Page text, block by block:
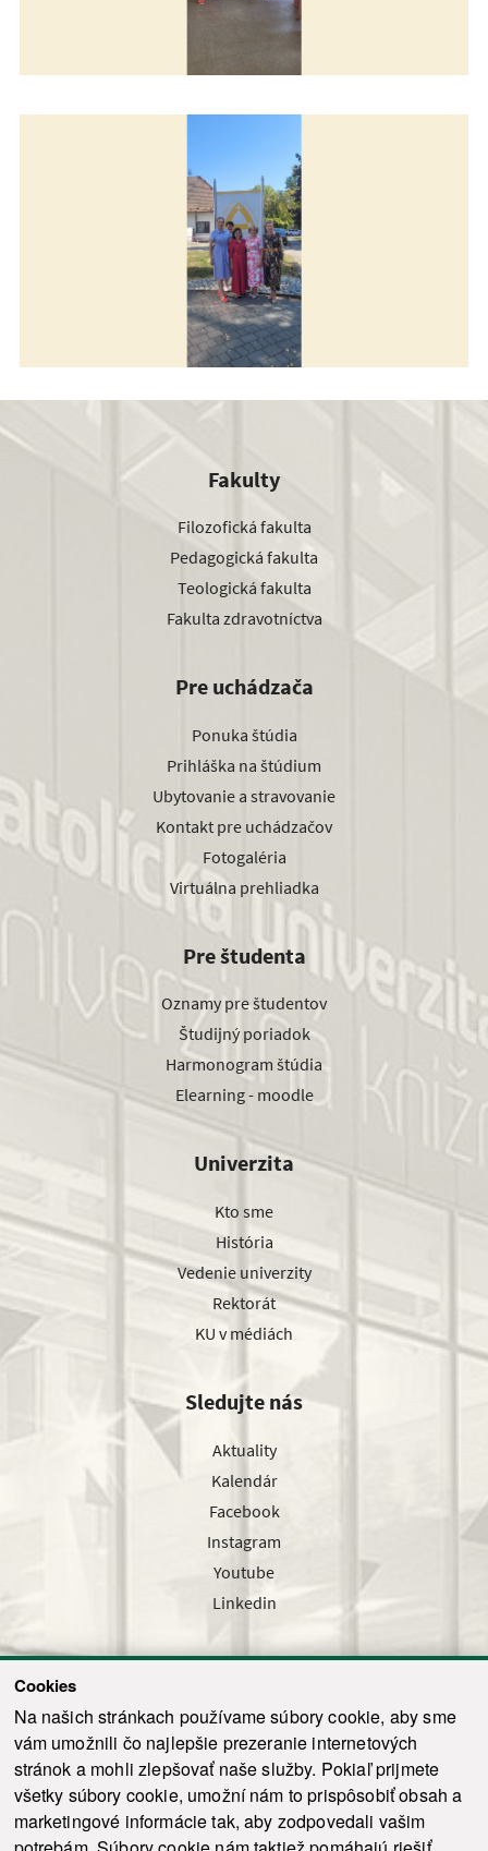
Cookies
Na našich stránkach používame súbory cookie, aby sme
vám umožnili čo najlepšie prezeranie internetových
stránok a mohli zlepšovať naše služby. Pokiaľ prijmete
všetky súbory cookie, umožní nám to prispôsobiť obsah a
marketingové informácie tak, aby zodpovedali vašim
na Katedre ošetrovateľstva KU v Ružomberku
Fakulty
Filozofická fakulta
Pedagogická fakulta
Teologická fakulta
Fakulta zdravotníctva
Pre uchádzača
Ponuka štúdia
Prihláška na štúdium
Ubytovanie a stravovanie
Kontakt pre uchádzačov
Fotogaléria
Virtuálna prehliadka
Pre študenta
Oznamy pre študentov
Študijný poriadok
Harmonogram štúdia
Elearning - moodle
Univerzita
Kto sme
História
Vedenie univerzity
Rektorát
KU v médiách
Sledujte nás
Aktuality
Kalendár
Facebook
Instagram
Youtube
Linkedin
Odoslať